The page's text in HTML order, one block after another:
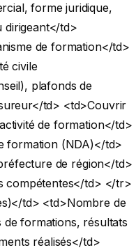
forme juridique,
dirigeant</td>
de formation</td>
civile
plafonds de
td> <td>Couvrir
de formation</td>
formation (NDA)</td>
de région</td>
compétentes</td> </tr>
td> <td>Nombre de
de formations, résultats
réalisés</td>